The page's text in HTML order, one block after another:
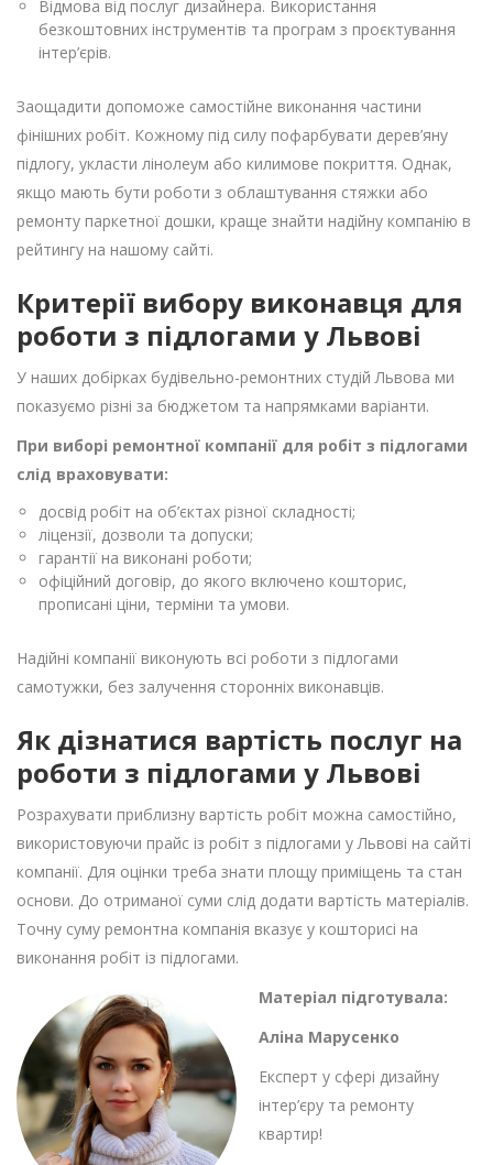
Відмова від послуг дизайнера. Використання
безкоштовних інструментів та програм з проєктування
інтер’єрів.
Заощадити допоможе самостійне виконання частини
фінішних робіт. Кожному під силу пофарбувати дерев’яну
підлогу, укласти лінолеум або килимове покриття. Однак,
якщо мають бути роботи з облаштування стяжки або
ремонту паркетної дошки, краще знайти надійну компанію в
рейтингу на нашому сайті.
Критерії вибору виконавця для
роботи з підлогами у Львові
У наших добірках будівельно-ремонтних студій Львова ми
показуємо різні за бюджетом та напрямками варіанти.
При виборі ремонтної компанії для робіт з підлогами
слід враховувати:
досвід робіт на об’єктах різної складності;
ліцензії, дозволи та допуски;
гарантії на виконані роботи;
офіційний договір, до якого включено кошторис,
прописані ціни, терміни та умови.
Надійні компанії виконують всі роботи з підлогами
самотужки, без залучення сторонніх виконавців.
Як дізнатися вартість послуг на
роботи з підлогами у Львові
Розрахувати приблизну вартість робіт можна самостійно,
використовуючи прайс із робіт з підлогами у Львові на сайті
компанії. Для оцінки треба знати площу приміщень та стан
основи. До отриманої суми слід додати вартість матеріалів.
Точну суму ремонтна компанія вказує у кошторисі на
виконання робіт із підлогами.
Матеріал підготувала:
Аліна Марусенко
Експерт у сфері дизайну
інтер’єру та ремонту
квартир!